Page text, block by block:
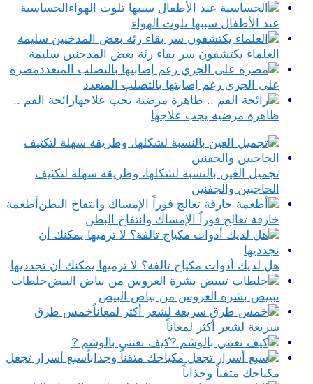
الحساسية
عند الأطفال سببها تلوث الهواء
العلماء يكتشفون سر بقاء رئة بعض المدخنين سليمة
مصرة
على الجري رغم إصابتها بالتصلب المتعدد
رائحة الفم ..
ظاهرة مرضية يجب علاجها
تجميل العين بالنسبة لشكلها، وطريقة سهلة لتكثيف
الحاجبين والجفنين
أطعمة
خارقة تعالج فوراً الإمساك وانتفاخ البطن
هل لديك أدوات مكياج تالفة؟ لا ترميها يمكنك أن تجدديها
خلطات
تبييض بشرة العروس من بياض البيض
خمس طرق
سريعة لشعر أكثر لمعاناً
كيف نعتني بالوشم ?
سبع أسرار تجعل
مكياجك متقناً وجذاباً